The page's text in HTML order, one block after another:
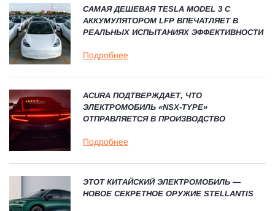
САМАЯ ДЕШЕВАЯ TESLA MODEL 3 С
АККУМУЛЯТОРОМ LFP ВПЕЧАТЛЯЕТ В
РЕАЛЬНЫХ ИСПЫТАНИЯХ ЭФФЕКТИВНОСТИ
Подробнее
ACURA ПОДТВЕРЖДАЕТ, ЧТО
ЭЛЕКТРОМОБИЛЬ «NSX-TYPE»
ОТПРАВЛЯЕТСЯ В ПРОИЗВОДСТВО
Подробнее
ЭТОТ КИТАЙСКИЙ ЭЛЕКТРОМОБИЛЬ —
НОВОЕ СЕКРЕТНОЕ ОРУЖИЕ STELLANTIS